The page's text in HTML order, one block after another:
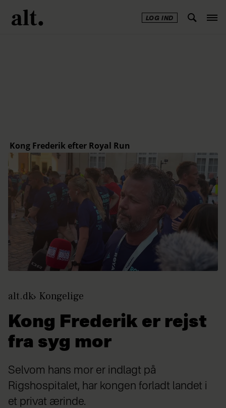
LOG IND
alt.dk Kongelige
Kong Frederik er rejst
fra syg mor
Selvom hans mor er indlagt på
Rigshospitalet, har kongen forladt landet i
et privat ærinde.